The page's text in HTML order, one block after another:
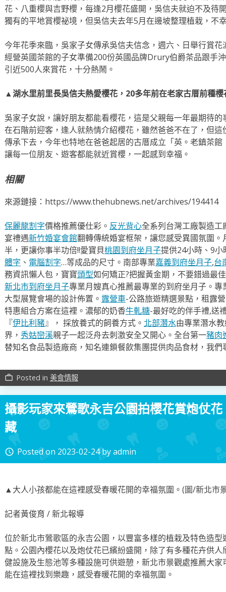
花、八重櫻與吉野櫻，每逢2月櫻花盛開，吳信夫就迫不及待
獨有的平地賞櫻祕境，但吳信夫去年5月在邊坡整理植栽，不
今年花季來臨，吳家子女傳承吳信夫信念，週六、日舉行賞
經營英國茶館的子女準備200份英國品牌Drury伯爵茶品跟手
引近500人來賞花，十分熱鬧。
▲湖水里前里長吳信夫熱愛櫻花，20多年前在老家古厝前種
吳家子女說，讓好朋友都能看櫻花，這是父親每一年最期待
在石階前迎客，逢人就熱情介紹櫻花，雖然爸爸不在了，但
傳承下去，今年也特地在爸爸起居的古厝成立「英。老鎮茶
讓每一位朋友、遊客都能就近賞櫻，一起感到幸福。
相關
來源鏈接：https://www.thehubnews.net/archives/194414
保麗龍割字價格推薦優仕彩。 反光背心全系列台灣工廠製造
宴禮遇新竹婚宴會館翻轉傳統婚宴框架，讓您感受異國氛圍。
半，更讓你事半功倍!!愛寶貝桃園到府坐月子提供24小時、9
體字 、 電腦割字…等成品的尺寸。南部專業嘉義到府坐月子,台
務資訊懶人包，寶寶頭型如何矯正?把握黃金期，不要錯過最
新北市到府坐月子專業月嫂真心推薦最專業的到府坐月子。專
大型展覽會場的設計佈置。 露營車-公路旅遊精選景點，租露
特惠組合方案在這裡。濃郁的奶香牛軋糖-最好吃的伴手禮,送
『伊比利豬』， 採放養式的飼養方式。 北部潛水由專業潛水
界， 秀姑巒溪親子一起泛舟去​刺激安全又開心。全台第一豬肉
替知名食品製造廠商，知名連鎖餐飲集團提供肉品食材，我
work_outline Posted in 美食情報
攝影玩家來鶯歌永吉公園拍櫻花賞炮仗
藏
access_time Posted on 2023-02-24byadmin
▲大人小孩都能在這裡感受春暖花開的幸福氛圍。(圖/新北市
記者黃俊育 / 新北報導
位於新北市鶯歌區的永吉公園，以豐富多樣的植栽及特色造
點。公園內櫻花以及炮仗花已繽紛盛開，除了有多種花卉供
健設施及生態池等多種設施可供遊憩，新北市景觀處推薦大
能在這裡找到樂趣，感受春暖花開的幸福氛圍。